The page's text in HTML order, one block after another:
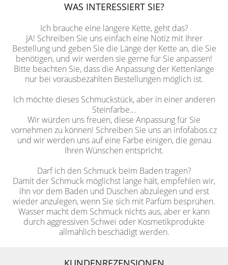
WAS INTERESSIERT SIE?
Ich brauche eine längere Kette, geht das?
JA! Schreiben Sie uns einfach eine Notiz mit Ihrer
Bestellung und geben Sie die Länge der Kette an, die Sie
benötigen, und wir werden sie gerne für Sie anpassen!
Bitte beachten Sie, dass die Anpassung der Kettenlänge
nur bei vorausbezahlten Bestellungen möglich ist.
Ich möchte dieses Schmuckstück, aber in einer anderen
Steinfarbe...
Wir würden uns freuen, diese Anpassung für Sie
vornehmen zu können! Schreiben Sie uns an infofabos.cz
und wir werden uns auf eine Farbe einigen, die genau
Ihren Wünschen entspricht.
Darf ich den Schmuck beim Baden tragen?
Damit der Schmuck möglichst lange hält, empfehlen wir,
ihn vor dem Baden und Duschen abzulegen und erst
wieder anzulegen, wenn Sie sich mit Parfüm besprühen.
Wasser macht dem Schmuck nichts aus, aber er kann
durch aggressiven Schwei oder Kosmetikprodukte
allmählich beschädigt werden.